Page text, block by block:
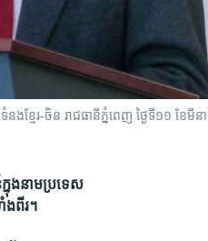
មែរ-ចិន រាជធានីភ្នំពេញ ថ្ងៃទី១១ ខែមីនា
នុង​នាម​ប្រទេស​
ង​ពីរ។​